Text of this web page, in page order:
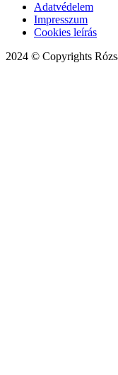
Adatvédelem
Impresszum
Cookies leírás
2024 © Copyrights